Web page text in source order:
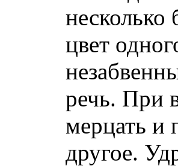
несколько
цвет
речь. При
мерцать и
другое.